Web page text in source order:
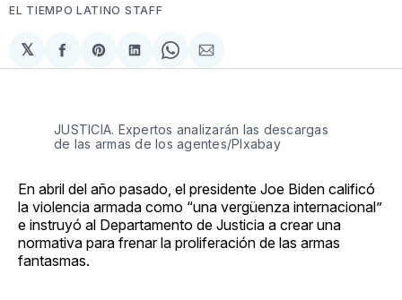
EL TIEMPO LATINO STAFF
𝕏
Compartir
en
Share
on
Compartir
en
Share
on
Compartir
via
JUSTICIA. Expertos analizarán las descargas
de las armas de los agentes/PIxabay
En abril del año pasado, el presidente Joe Biden calificó
la violencia armada como “una vergüenza internacional”
e instruyó al Departamento de Justicia a crear una
normativa para frenar la proliferación de las armas
fantasmas.